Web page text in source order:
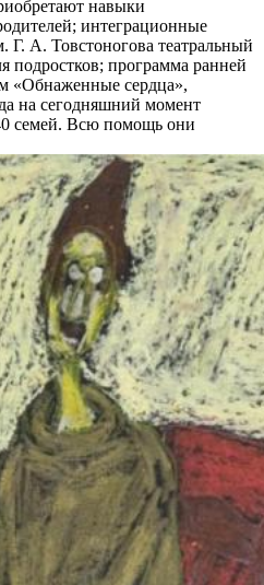
навыки
интеграционные
Г. А. Товстоногова театральный
подростков; программа ранней
«Обнаженные сердца»,
на сегодняшний момент
семей. Всю помощь они